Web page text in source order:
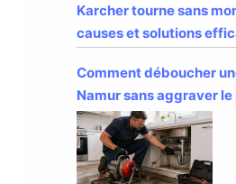
Karcher tourne sans
causes et solutions
Comment déboucher
Namur sans aggraver